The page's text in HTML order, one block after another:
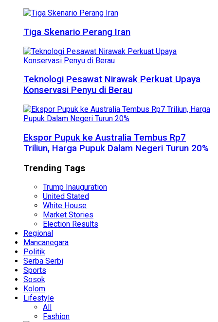
Tiga Skenario Perang Iran
Teknologi Pesawat Nirawak Perkuat Upaya
Konservasi Penyu di Berau
Ekspor Pupuk ke Australia Tembus Rp7
Triliun, Harga Pupuk Dalam Negeri Turun 20%
Trending Tags
Trump Inauguration
United Stated
White House
Market Stories
Election Results
Regional
Mancanegara
Politik
Serba Serbi
Sports
Sosok
Kolom
Lifestyle
All
Fashion